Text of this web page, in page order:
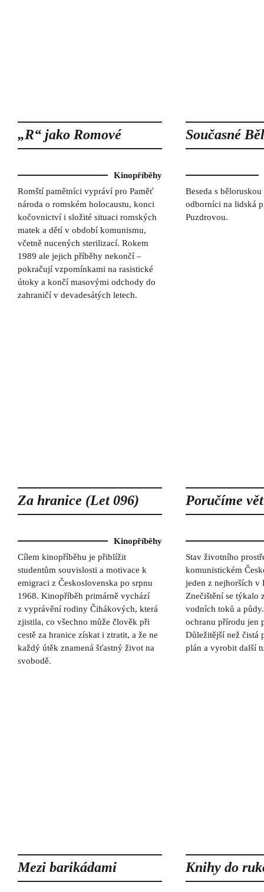
„R“ jako Romové
Kinopříběhy
Romští pamětníci vypráví pro Paměť
národa o romském holocaustu, konci
kočovnictví i složité situaci romských
matek a dětí v období komunismu,
včetně nucených sterilizací. Rokem
1989 ale jejich příběhy nekončí –
pokračují vzpomínkami na rasistické
útoky a končí masovými odchody do
zahraničí v devadesátých letech.
Současné
Beseda s
odborníci na lidská
Puzdrovou.
Za hranice (Let 096)
Kinopříběhy
Cílem kinopříběhu je přiblížit
studentům souvislosti a motivace k
emigraci z Československa po srpnu
1968. Kinopříběh primárně vychází
z vyprávění rodiny Čihákových, která
zjistila, co všechno může člověk při
cestě za hranice získat i ztratit, a že ne
každý útěk znamená šťastný život na
svobodě.
Poručíme
Stav životního
komunistickém
jeden z nejhorších v
Znečištění se týkalo
vodních toků a
ochranu přírodu jen
Důležitější než čistá
plán a vyrobit další
Mezi barikádami Knihy do